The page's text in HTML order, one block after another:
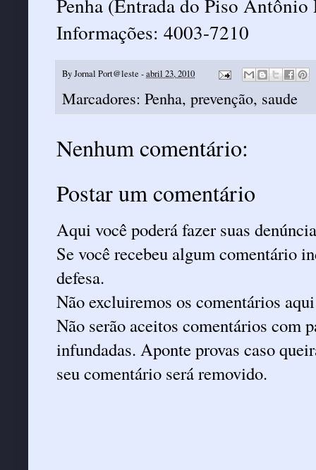
Informações: 4003-7210
ByJornal Port@leste -abril 23, 2010
Marcadores: Penha, prevenção, saude
Nenhum comentário:
Postar um comentário
Aqui você poderá fazer suas
Se você recebeu algum comentário
defesa.
Não excluiremos os comentários
Não serão aceitos comentários com
infundadas. Aponte provas caso
seu comentário será removido.